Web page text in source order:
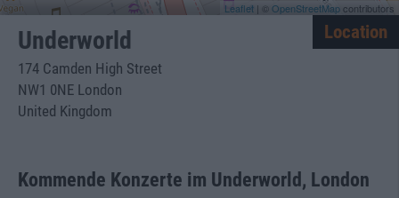
Leaflet | ©OpenStreetMapcontributors
Underworld Location
174 Camden High Street
NW1 0NE London
United Kingdom
Kommende Konzerte im Underworld, London